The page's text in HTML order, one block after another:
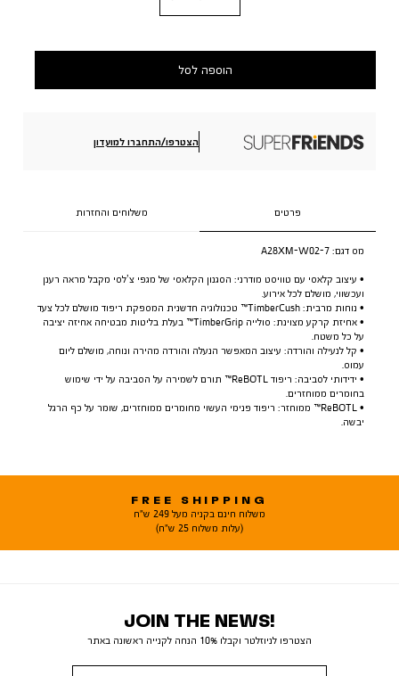
הוספה לסל
הצטרפו/התחברו למועדון
פרטים משלוחים והחזרות
מס דגם: A28XM-W02-7
• עיצוב קלאסי עם טוויסט מודרני: הסגנון הקלאסי של מגפי צ’לסי מקבל מראה רענן
ועכשווי, מושלם לכל אירוע.
• נוחות מרבית: TimberCush™ טכנולוגיה חדשנית המספקת ריפוד מושלם לכל צעד
• אחיזת קרקע מצוינת: סולייה TimberGrip™ בעלת בליטות מבטיחה אחיזה יציבה
על כל משטח.
• קל לנעילה והורדה: עיצוב המאפשר הנעלה והורדה מהירה ונוחה, מושלם ליום
עמוס.
• ידידותי לסביבה: ריפוד ReBOTL™ תורם לשמירה על הסביבה על ידי שימוש
בחומרים ממוחזרים.
• ReBOTL™ ממוחזר: ריפוד פנימי העשוי מחומרים ממוחזרים, שומר על כף הרגל
יבשה.
FREE SHIPPING
משלוח חינם בקניה מעל 249 ש"ח
(עלות משלוח 25 ש"ח)
JOIN THE NEWS!
הצטרפו לניוזלטר וקבלו 10% הנחה לקנייה ראשונה באתר